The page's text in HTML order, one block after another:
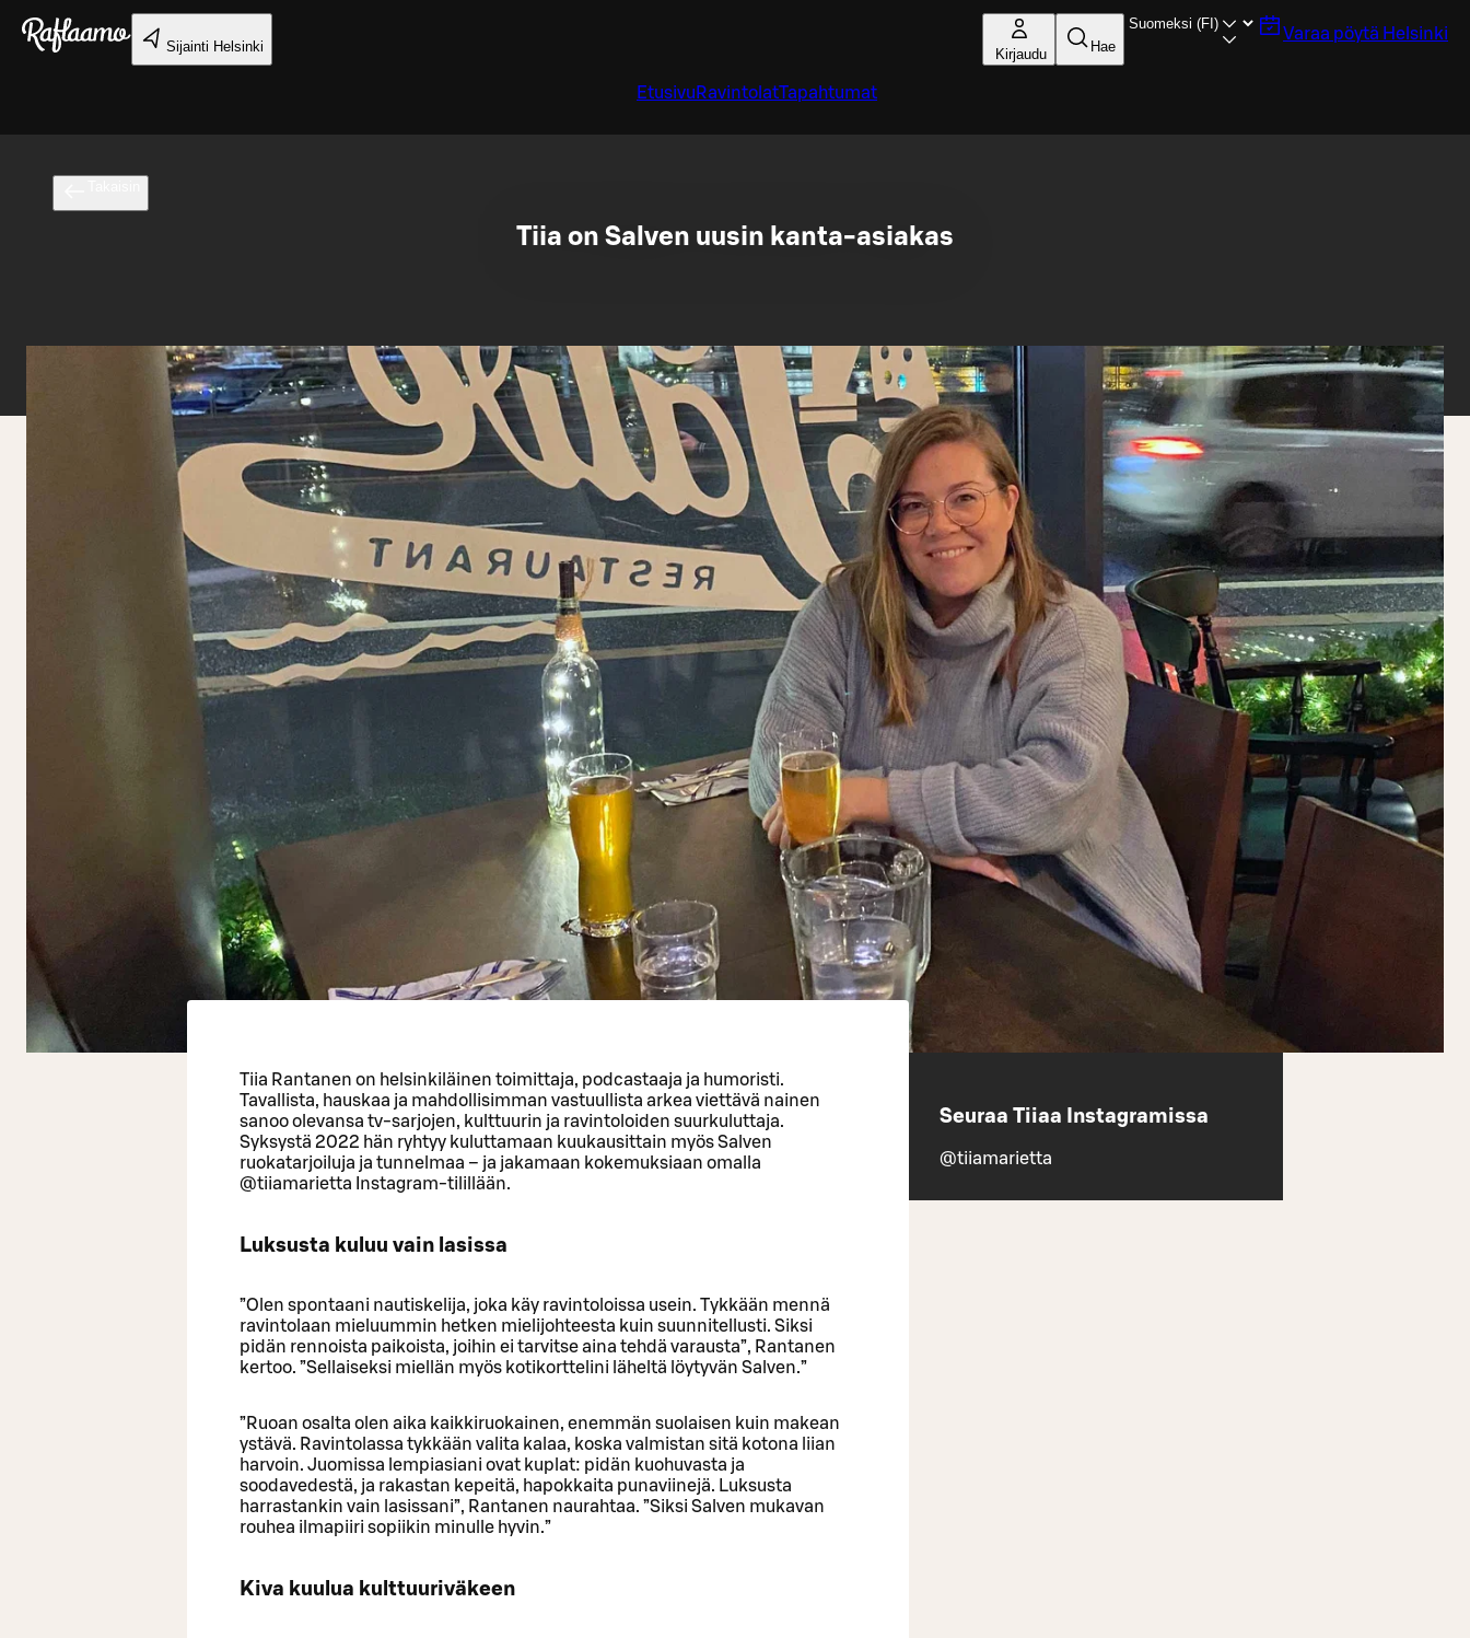
Siirry pääsisältöön
Sijainti Helsinki Kirjaudu Hae
Varaa pöytä Helsinki
Etusivu RavintolatTapahtumat
Tiia on Salven uusin kanta-asiakas
Tiia Rantanen on helsinkiläinen toimittaja, podcastaaja ja humoristi.
Tavallista, hauskaa ja mahdollisimman vastuullista arkea viettävä nainen
sanoo olevansa tv-sarjojen, kulttuurin ja ravintoloiden suurkuluttaja.
Syksystä 2022 hän ryhtyy kuluttamaan kuukausittain myös Salven
ruokatarjoiluja ja tunnelmaa – ja jakamaan kokemuksiaan omalla
@tiiamarietta Instagram-tilillään.
Luksusta kuluu vain lasissa
”Olen spontaani nautiskelija, joka käy ravintoloissa usein. Tykkään mennä
ravintolaan mieluummin hetken mielijohteesta kuin suunnitellusti. Siksi
pidän rennoista paikoista, joihin ei tarvitse aina tehdä varausta”, Rantanen
kertoo. ”Sellaiseksi miellän myös kotikorttelini läheltä löytyvän Salven.”
”Ruoan osalta olen aika kaikkiruokainen, enemmän suolaisen kuin makean
ystävä. Ravintolassa tykkään valita kalaa, koska valmistan sitä kotona liian
harvoin. Juomissa lempiasiani ovat kuplat: pidän kuohuvasta ja
soodavedestä, ja rakastan kepeitä, hapokkaita punaviinejä. Luksusta
harrastankin vain lasissani”, Rantanen naurahtaa. ”Siksi Salven mukavan
rouhea ilmapiiri sopiikin minulle hyvin.”
Kiva kuulua kulttuuriväkeen
Seuraa Tiiaa Instagramissa
@tiiamarietta